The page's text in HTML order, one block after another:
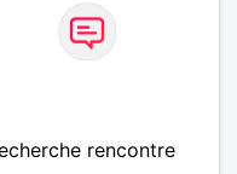
rencontre